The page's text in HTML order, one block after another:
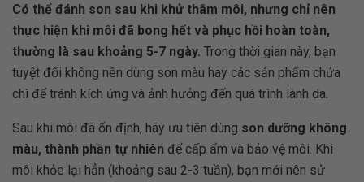
Có thể đánh son sau khi khử thâm môi, nhưng chỉ nên
thực hiện khi môi đã bong hết và phục hồi hoàn toàn,
thường là sau khoảng 5-7 ngày. Trong thời gian này, bạn
tuyệt đối không nên dùng son màu hay các sản phẩm chứa
chì để tránh kích ứng và ảnh hưởng đến quá trình lành da.
Sau khi môi đã ổn định, hãy ưu tiên dùng son dưỡng không
màu, thành phần tự nhiên để cấp ẩm và bảo vệ môi. Khi
môi khỏe lại hẳn (khoảng sau 2-3 tuần), bạn mới nên sử